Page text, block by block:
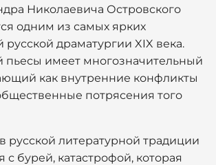
Николаевича Островского
одним из самых ярких
драматургии XIX века.
пьесы имеет многозначительный
как внутренние конфликты
потрясения того
русской литературной традиции
с бурей, катастрофой, которая